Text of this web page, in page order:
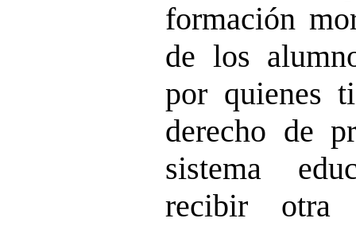
formación
de los
por quienes
derecho de
sistema
recibir otra